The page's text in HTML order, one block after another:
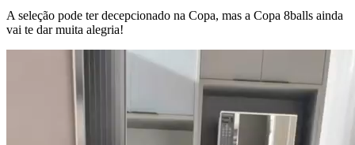
A seleção pode ter decepcionado na Copa, mas a Copa 8balls ainda
vai te dar muita alegria!